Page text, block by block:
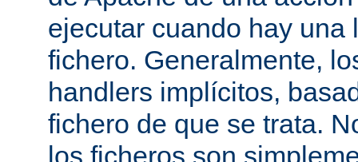
ejecutar cuando hay una
fichero. Generalmente,
handlers implícitos,
fichero de que se trata.
los ficheros son